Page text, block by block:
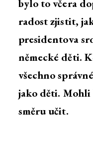
bylo to včera
radost zjistit,
presidentova
německé děti.
všechno
jako děti. Mohli
směru učit.